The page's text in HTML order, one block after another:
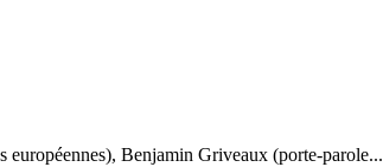
Benjamin Griveaux (porte-parole...